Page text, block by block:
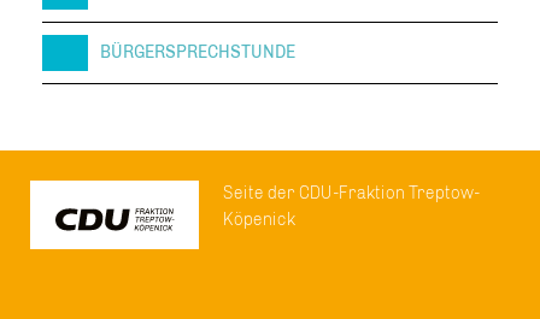
BÜRGERSPRECHSTUNDE
Seite der CDU-Fraktion Treptow-
Köpenick